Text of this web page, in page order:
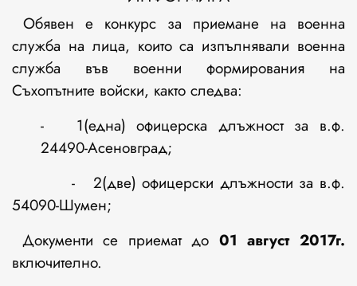
Обявен е конкурс за приемане на военна
служба на лица, които са изпълнявали военна
служба във военни формирования на
Съхопътните войски, както следва:
- 1(една) офицерска длъжност за в.ф.
24490-Асеновград;
- 2(две) офицерски длъжности за в.ф.
54090-Шумен;
Документи се приемат до 01 август 2017г.
включително.